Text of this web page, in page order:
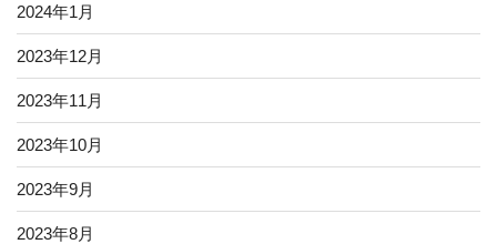
2024年1月
2023年12月
2023年11月
2023年10月
2023年9月
2023年8月